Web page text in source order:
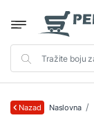
Nazad Naslovna